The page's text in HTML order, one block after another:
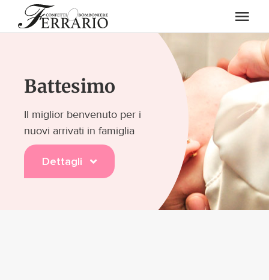
Chi Siamo
Confetti
Battesimo
Il miglior benvenuto per i
nuovi arrivati in famiglia
Dettagli